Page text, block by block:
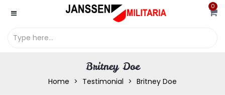
0
Britney Doe
Home Testimonial Britney Doe